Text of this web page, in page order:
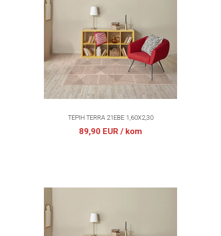
TEPIH TERRA 21EBE 1,60X2,30
89,90 EUR / kom